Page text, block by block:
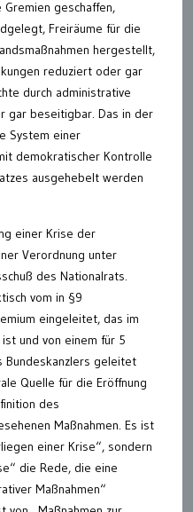
geschaffen,
Freiräume für die
hergestellt,
reduziert oder gar
durch administrative
gar beseitigbar. Das in der
System einer
demokratischer Kontrolle
ausgehebelt werden
einer Krise der
Verordnung unter
des Nationalrats.
vom in §9
eingeleitet, das im
und von einem für 5
Bundeskanzlers geleitet
Quelle für die Eröffnung
des
Maßnahmen. Es ist
einer Krise“, sondern
die Rede, die eine
Maßnahmen“